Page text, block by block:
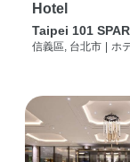
Hotel
Taipei 101
信義區, 台北市 ホ